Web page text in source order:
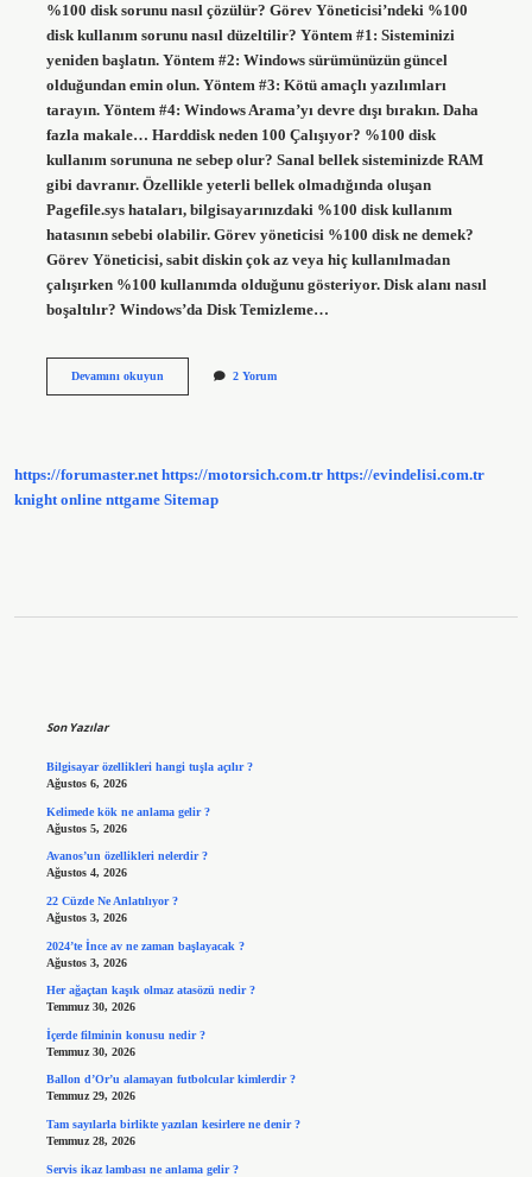
%100 disk sorunu nasıl çözülür? Görev Yöneticisi’ndeki %100
disk kullanım sorunu nasıl düzeltilir? Yöntem #1: Sisteminizi
yeniden başlatın. Yöntem #2: Windows sürümünüzün güncel
olduğundan emin olun. Yöntem #3: Kötü amaçlı yazılımları
tarayın. Yöntem #4: Windows Arama’yı devre dışı bırakın. Daha
fazla makale… Harddisk neden 100 Çalışıyor? %100 disk
kullanım sorununa ne sebep olur? Sanal bellek sisteminizde RAM
gibi davranır. Özellikle yeterli bellek olmadığında oluşan
Pagefile.sys hataları, bilgisayarınızdaki %100 disk kullanım
hatasının sebebi olabilir. Görev yöneticisi %100 disk ne demek?
Görev Yöneticisi, sabit diskin çok az veya hiç kullanılmadan
çalışırken %100 kullanımda olduğunu gösteriyor. Disk alanı nasıl
boşaltılır? Windows’da Disk Temizleme…
Devamını okuyun100
2 Yorum
https://forumaster.net https://motorsich.com.tr https://evindelisi.com.tr
knight online nttgame Sitemap
Son Yazılar
Bilgisayar özellikleri hangi tuşla açılır ?
Ağustos 6, 2026
Kelimede kök ne anlama gelir ?
Ağustos 5, 2026
Avanos’un özellikleri nelerdir ?
Ağustos 4, 2026
22 Cüzde Ne Anlatılıyor ?
Ağustos 3, 2026
2024’te İnce av ne zaman başlayacak ?
Ağustos 3, 2026
Her ağaçtan kaşık olmaz atasözü nedir ?
Temmuz 30, 2026
İçerde filminin konusu nedir ?
Temmuz 30, 2026
Ballon d’Or’u alamayan futbolcular kimlerdir ?
Temmuz 29, 2026
Tam sayılarla birlikte yazılan kesirlere ne denir ?
Temmuz 28, 2026
Servis ikaz lambası ne anlama gelir ?